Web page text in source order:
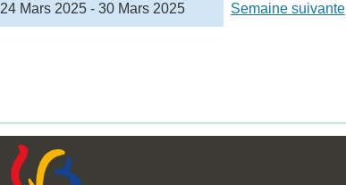
24 Mars 2025 - 30 Mars 2025 Semaine suivante